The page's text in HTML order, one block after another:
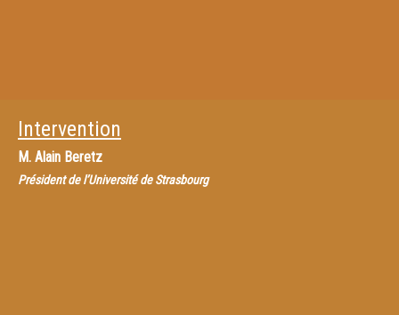
Intervention
M. Alain Beretz
Président de l’Université de Strasbourg